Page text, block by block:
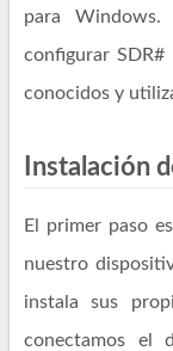
para
configurar SDR#
conocidos y
Instalación
El primer paso
nuestro
instala sus
conectamos el